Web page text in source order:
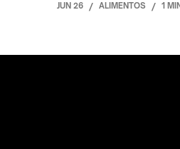
JUN 26 / ALIMENTOS / 1 MIN